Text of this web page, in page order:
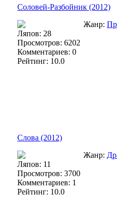
Соловей-Разбойник (2012)
Жанр:
Ляпов: 28
Просмотров: 6202
Комментариев: 0
Рейтинг: 10.0
Слова (2012)
Жанр:
Ляпов: 11
Просмотров: 3700
Комментариев: 1
Рейтинг: 10.0